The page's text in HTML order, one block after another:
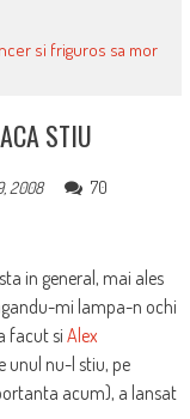
si friguros sa mor
STIU
2008
70
in general, mai ales
mi lampa-n ochi
facut si Alex
unul nu-l stiu, pe
acum), a lansat